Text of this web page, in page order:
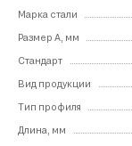
Марка стали
Размер А, мм
Стандарт
Вид продукции
Тип профиля
Длина, мм